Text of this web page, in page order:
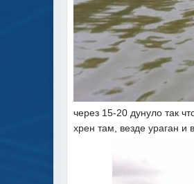
через 15-20 дунуло так
хрен там, везде ураган и